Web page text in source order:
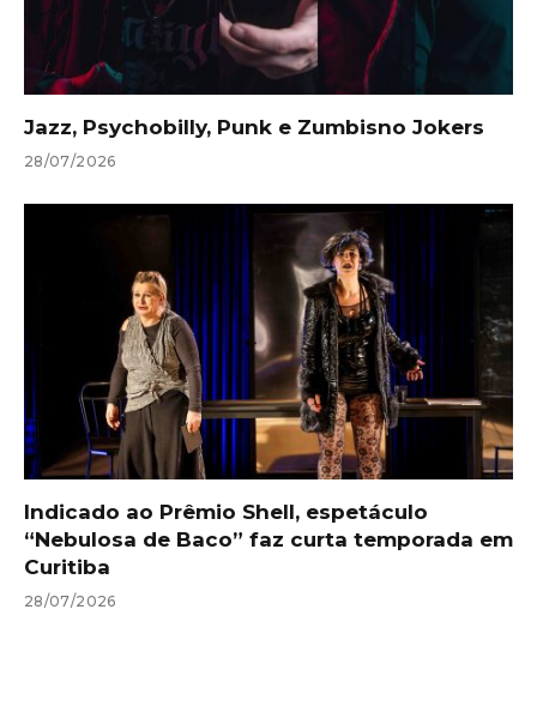
Jazz, Psychobilly, Punk e Zumbisno Jokers
28/07/2026
Indicado ao Prêmio Shell, espetáculo
“Nebulosa de Baco” faz curta temporada em
Curitiba
28/07/2026